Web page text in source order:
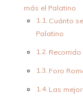
más el Palatino
Cuánto
Palatino
Foro
Las